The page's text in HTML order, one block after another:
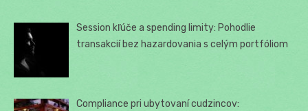
Session kľúče a spending limity: Pohodlie
transakcií bez hazardovania s celým portfóliom
Compliance pri ubytovaní cudzincov: